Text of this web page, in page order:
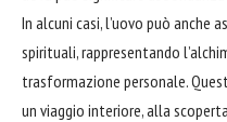
In alcuni casi, l’uovo può anche
spirituali, rappresentando
trasformazione personale.
un viaggio interiore, alla